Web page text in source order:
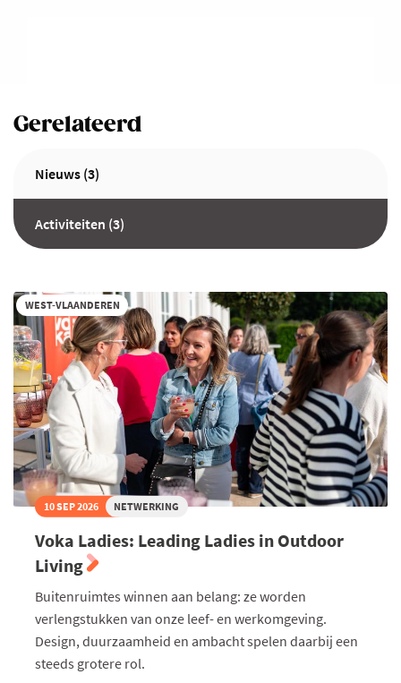
Gerelateerd
Nieuws (3)
Activiteiten (3)
WEST-VLAANDEREN
10 SEP 2026 NETWERKING
Voka Ladies: Leading Ladies in Outdoor
Living
Buitenruimtes winnen aan belang: ze worden
verlengstukken van onze leef- en werkomgeving.
Design, duurzaamheid en ambacht spelen daarbij een
steeds grotere rol.